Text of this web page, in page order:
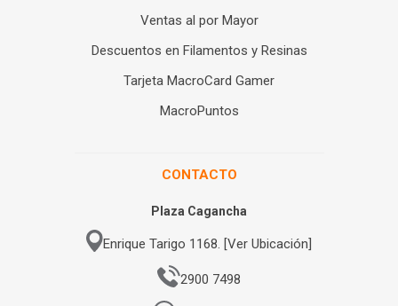
Ventas al por Mayor
Descuentos en Filamentos y Resinas
Tarjeta MacroCard Gamer
MacroPuntos
CONTACTO
Plaza Cagancha
Enrique Tarigo 1168. [Ver Ubicación]
2900 7498